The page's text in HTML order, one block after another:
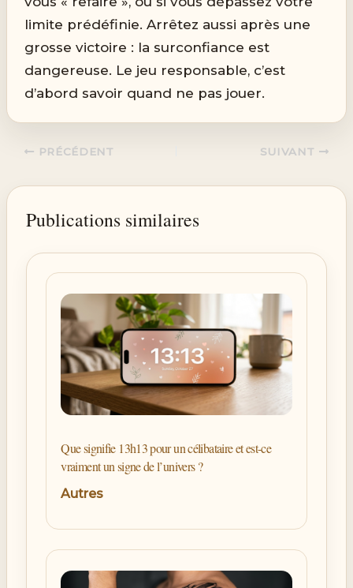
limite prédéfinie. Arrêtez aussi après une
grosse victoire : la surconfiance est
dangereuse. Le jeu responsable, c’est
d’abord savoir quand ne pas jouer.
PRÉCÉDENT SUIVANT
Publications similaires
Que signifie 13h13 pour un célibataire et est-ce
vraiment un signe de l’univers ?
Autres